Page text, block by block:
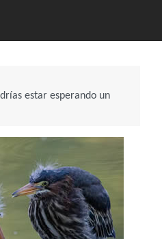
estar esperando un